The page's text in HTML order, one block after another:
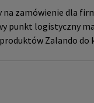
na zamówienie dla
punkt logistyczny
Zalando do